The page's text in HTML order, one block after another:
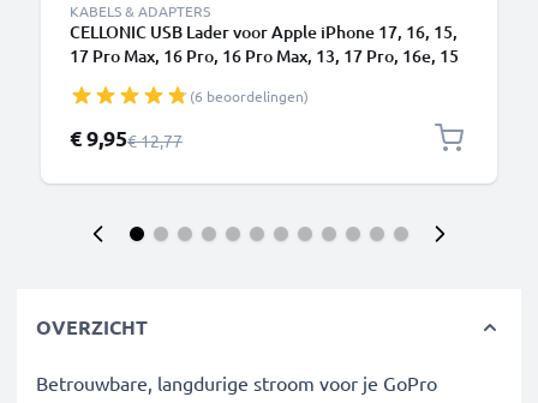
KABELS & ADAPTERS
CELLONIC USB Lader voor Apple iPhone 17, 16, 15,
17 Pro Max, 16 Pro, 16 Pro Max, 13, 17 Pro, 16e, 15
S24, S25 Ultra, S25, S24 Ultra Google Pixel 9 met
17W - 3.4A, USB snellader USB oplader USB
oplaadstation
(6 beoordelingen)
Speciale prijs
€ 9,95Normale prijs
€ 12,77
OVERZICHT
Betrouwbare, langdurige stroom voor je GoPro